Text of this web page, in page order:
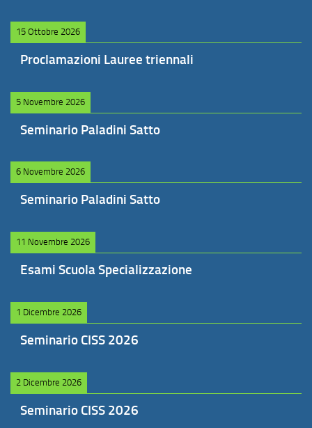
15 Ottobre 2026
Proclamazioni Lauree triennali
5 Novembre 2026
Seminario Paladini Satto
6 Novembre 2026
Seminario Paladini Satto
11 Novembre 2026
Esami Scuola Specializzazione
1 Dicembre 2026
Seminario CISS 2026
2 Dicembre 2026
Seminario CISS 2026